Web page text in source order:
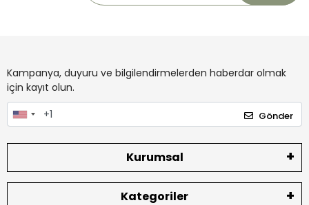
Kampanya, duyuru ve bilgilendirmelerden haberdar olmak
için kayıt olun.
Gönder
Kurumsal
Kategoriler